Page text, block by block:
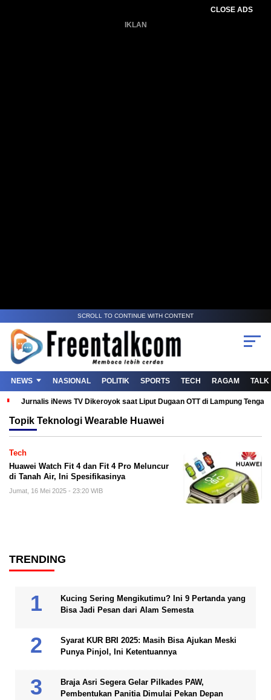
CLOSE ADS
IKLAN
SCROLL TO CONTINUE WITH CONTENT
NEWS NASIONAL POLITIK SPORTS TECH RAGAM TALK
Jurnalis iNews TV Dikeroyok saat Liput Dugaan OTT di Lampung
Topik Teknologi Wearable Huawei
Tech
Huawei Watch Fit 4 dan Fit 4 Pro Meluncur
di Tanah Air, Ini Spesifikasinya
Jumat, 16 Mei 2025 - 23:20 WIB
TRENDING
Kucing Sering Mengikutimu? Ini 9 Pertanda yang
Bisa Jadi Pesan dari Alam Semesta
Syarat KUR BRI 2025: Masih Bisa Ajukan Meski
Punya Pinjol, Ini Ketentuannya
Braja Asri Segera Gelar Pilkades PAW,
Pembentukan Panitia Dimulai Pekan Depan